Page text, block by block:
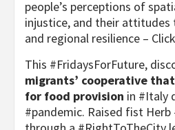
people’s perceptions of
injustice, and their
and regional resilience – Click
This #FridaysForFuture,
migrants’ cooperative
for food provision in #Italy
#pandemic. Raised fist